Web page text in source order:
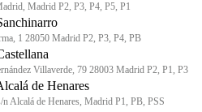
Madrid P2, P3, P4, P5, P1
1 28050 Madrid P2, P3, P4, PB
Villaverde, 79 28003 Madrid P2, P1, P3
de Henares
Alcalá de Henares, Madrid P1, PB, PSS